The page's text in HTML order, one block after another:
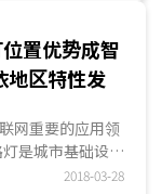
低功耗，适用于
焦晶圆代工领
代工，这将是臺
臺湾厂商切入上
。
能，预计在2024
家厂商对SiC材
导体的投资。
半导体市场规
网、快速充电等
会有大幅的跃
上。
置优势成智
区特性发
网重要的应用领
是城市基础设施
网设备所需布
2018-03-28